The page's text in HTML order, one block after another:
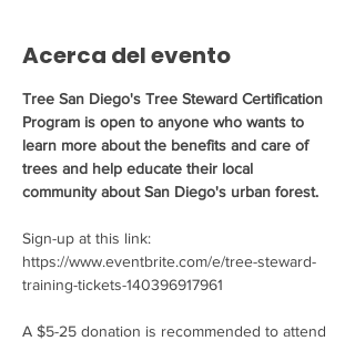
Acerca del evento
Tree San Diego's Tree Steward Certification
Program is open to anyone who wants to
learn more about the benefits and care of
trees and help educate their local
community about San Diego's urban forest.
Sign-up at this link:
https://www.eventbrite.com/e/tree-steward-
training-tickets-140396917961
A $5-25 donation is recommended to attend